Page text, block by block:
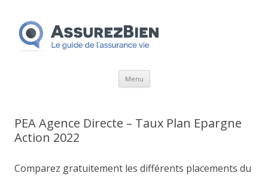
Menu Aller
PEA Agence Directe – Taux Plan Epargne
Action 2022
Comparez gratuitement les différents placements du